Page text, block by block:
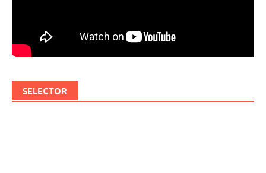
SELECTOR